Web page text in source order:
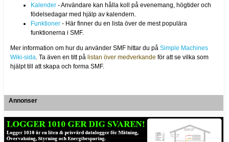
Kalender - Användare kan hålla koll på evenemang, högtider och
födelsedagar med hjälp av kalendern.
Funktioner - Här finner du en lista över de mest populära
funktionerna i SMF.
Mer information om hur du använder SMF hittar du påSimple Machines
Wiki-sida. Ta även en titt på listan över medverkande för att se vilka som
hjälpt till att skapa och forma SMF.
Annonser